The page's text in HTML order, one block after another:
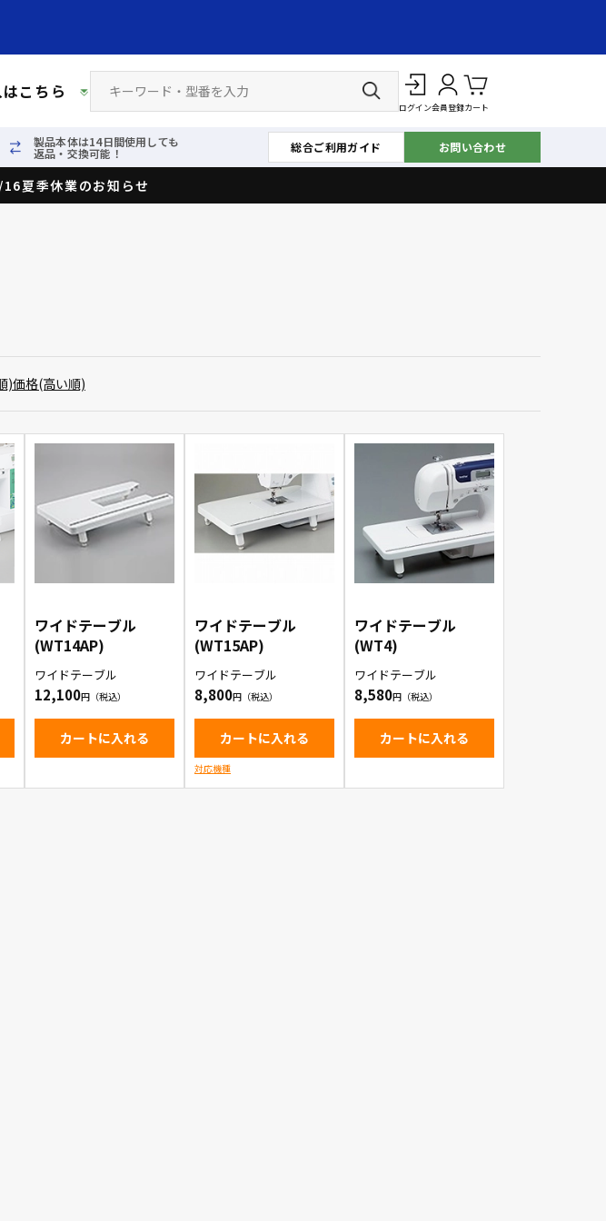
こちら
ログイン会員登録カート
製品本体は14日間使用しても
返品・交換可能！ 総合ご利用ガイド お問い合わせ
夏季休業のお知らせ
)価格(高い順)
ワイドテーブル
(WT14AP)
ワイドテーブル
12,100
カートに入れる
ワイドテーブル
(WT15AP)
ワイドテーブル
8,800
カートに入れる
対応機種
ワイドテーブル
(WT4)
ワイドテーブル
8,580
カートに入れる